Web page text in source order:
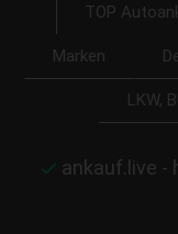
TOP
Marken
LKW,
ankauf.live -